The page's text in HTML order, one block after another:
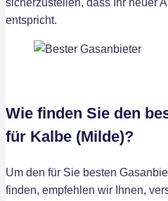
sicherzustellen, dass Ihr neuer
entspricht.
Wie finden Sie den
für Kalbe (Milde)?
Um den für Sie besten
finden, empfehlen wir Ihnen,